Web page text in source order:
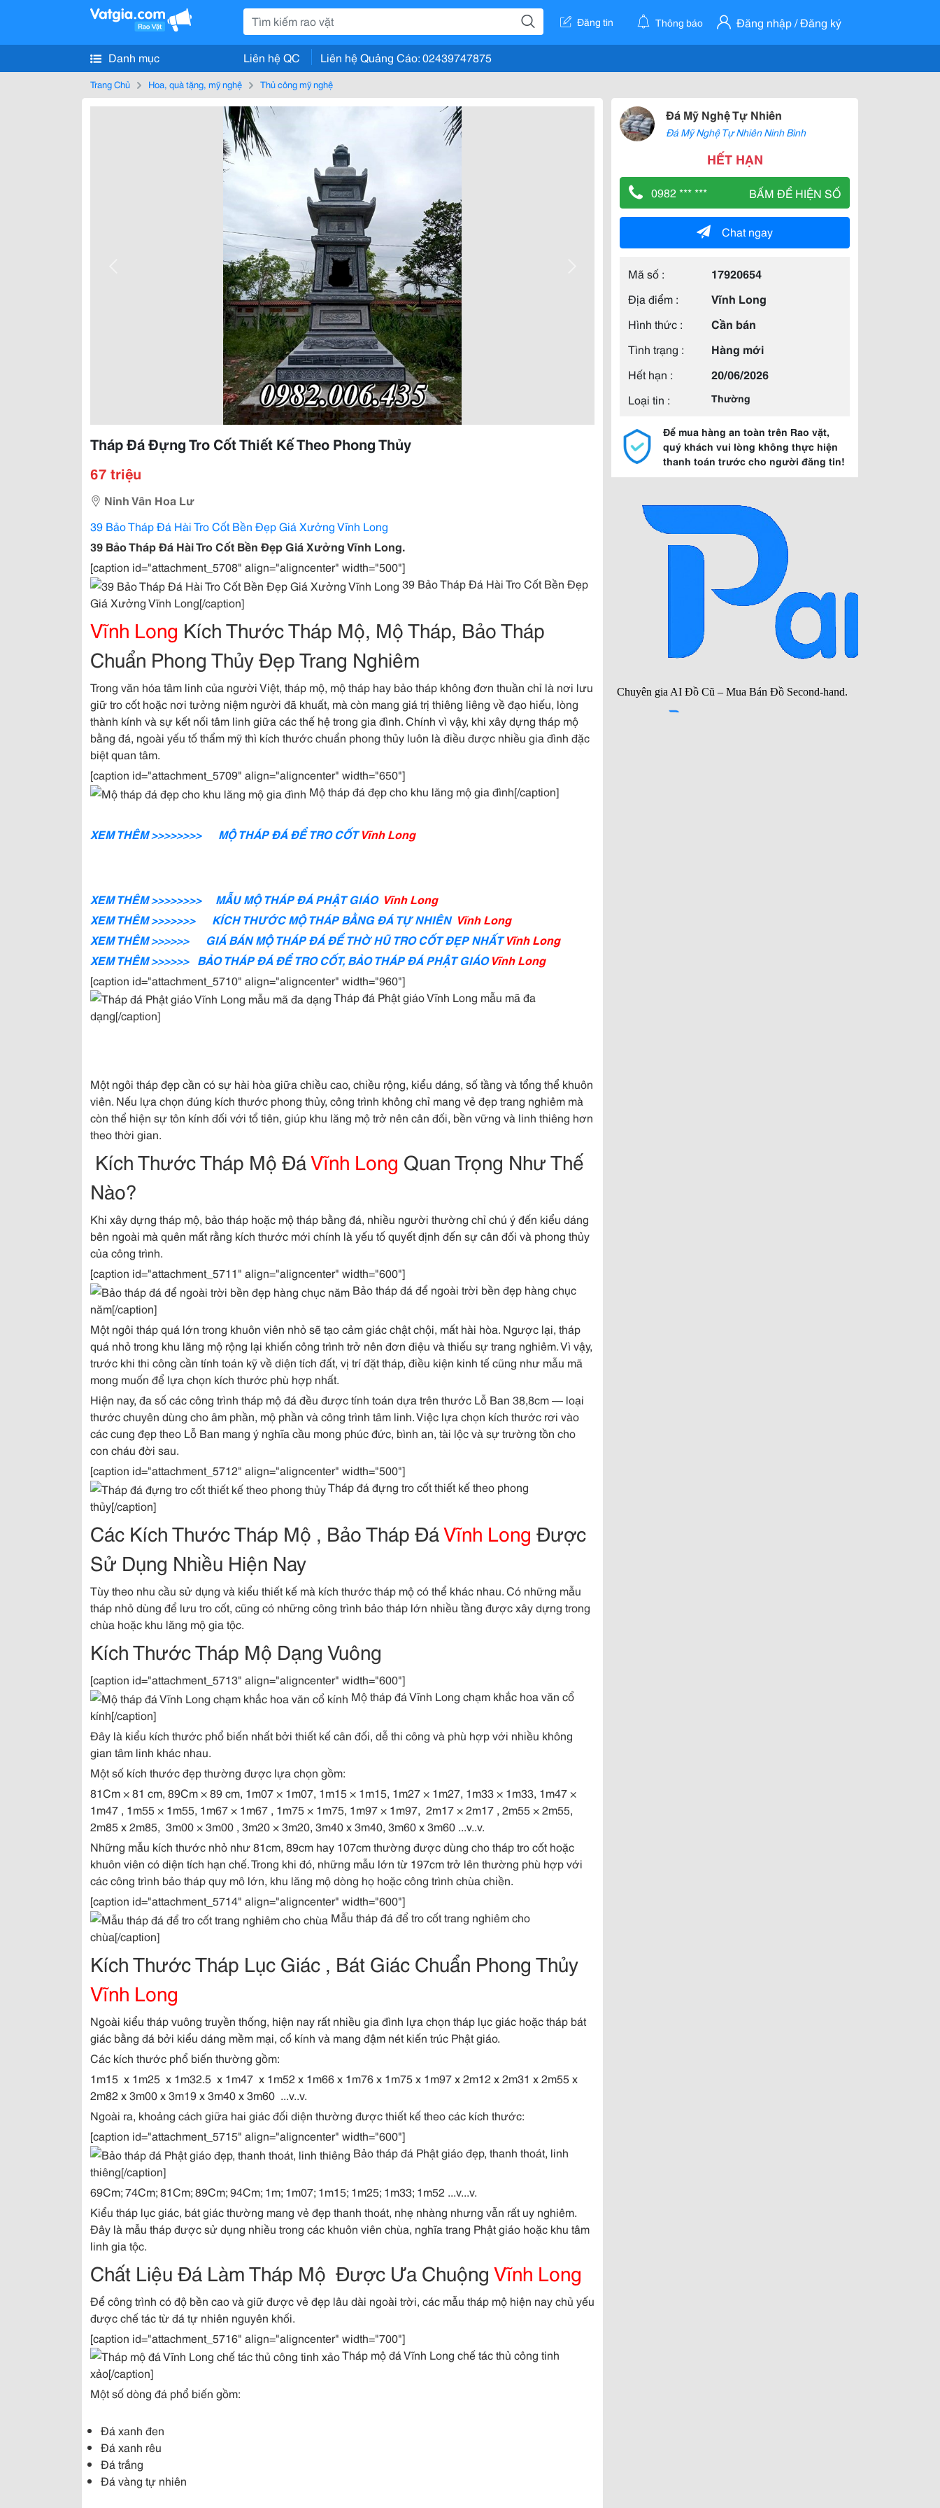
Đăng tin Thông báo Đăng nhập / Đăng ký
Danh mục Liên hệ QC Liên hệ Quảng Cáo: 02439747875
Trang Chủ Hoa, quà tặng, mỹ nghệ Thủ công mỹ nghệ
Tháp Đá Đựng Tro Cốt Thiết Kế Theo Phong Thủy
67 triệu
Ninh Vân Hoa Lư
39 Bảo Tháp Đá Hài Tro Cốt Bền Đẹp Giá Xưởng Vĩnh Long
39 Bảo Tháp Đá Hài Tro Cốt Bền Đẹp Giá Xưởng Vĩnh Long.
[caption id="attachment_5708" align="aligncenter" width="500"]
39 Bảo Tháp Đá Hài Tro Cốt Bền Đẹp
Giá Xưởng Vĩnh Long[/caption]
Vĩnh Long Kích Thước Tháp Mộ, Mộ Tháp, Bảo Tháp
Chuẩn Phong Thủy Đẹp Trang Nghiêm
Trong văn hóa tâm linh của người Việt, tháp mộ, mộ tháp hay bảo tháp không đơn thuần chỉ là nơi lưu
giữ tro cốt hoặc nơi tưởng niệm người đã khuất, mà còn mang giá trị thiêng liêng về đạo hiếu, lòng
thành kính và sự kết nối tâm linh giữa các thế hệ trong gia đình. Chính vì vậy, khi xây dựng tháp mộ
bằng đá, ngoài yếu tố thẩm mỹ thì kích thước chuẩn phong thủy luôn là điều được nhiều gia đình đặc
biệt quan tâm.
[caption id="attachment_5709" align="aligncenter" width="650"]
Mộ tháp đá đẹp cho khu lăng mộ gia đình[/caption]
XEM THÊM >>>>>>>> MỘ THÁP ĐÁ ĐỂ TRO CỐTVĩnh Long
XEM THÊM >>>>>>>> MẪU MỘ THÁP ĐÁ PHẬTGIÁO Vĩnh Long
XEM THÊM >>>>>>> KÍCH THƯỚC MỘ THÁP BẰNG ĐÁ TỰ NHIÊN Vĩnh Long
XEM THÊM >>>>>> GIÁ BÁN MỘ THÁP ĐÁ ĐỂ THỜ HŨ TRO CỐT ĐẸP NHẤTVĩnh Long
XEM THÊM >>>>>> BẢO THÁP ĐÁ ĐỂ TRO CỐT, BẢO THÁP ĐÁ PHẬT GIÁOVĩnh Long
[caption id="attachment_5710" align="aligncenter" width="960"]
Tháp đá Phật giáo Vĩnh Long mẫu mã đa
dạng[/caption]
Một ngôi tháp đẹp cần có sự hài hòa giữa chiều cao, chiều rộng, kiểu dáng, số tầng và tổng thể khuôn
viên. Nếu lựa chọn đúng kích thước phong thủy, công trình không chỉ mang vẻ đẹp trang nghiêm mà
còn thể hiện sự tôn kính đối với tổ tiên, giúp khu lăng mộ trở nên cân đối, bền vững và linh thiêng hơn
theo thời gian.
Kích Thước Tháp Mộ ĐáVĩnh Long Quan Trọng Như Thế
Nào?
Khi xây dựng tháp mộ, bảo tháp hoặc mộ tháp bằng đá, nhiều người thường chỉ chú ý đến kiểu dáng
bên ngoài mà quên mất rằng kích thước mới chính là yếu tố quyết định đến sự cân đối và phong thủy
của công trình.
[caption id="attachment_5711" align="aligncenter" width="600"]
Bảo tháp đá để ngoài trời bền đẹp hàng chục
năm[/caption]
Một ngôi tháp quá lớn trong khuôn viên nhỏ sẽ tạo cảm giác chật chội, mất hài hòa. Ngược lại, tháp
quá nhỏ trong khu lăng mộ rộng lại khiến công trình trở nên đơn điệu và thiếu sự trang nghiêm. Vì vậy,
trước khi thi công cần tính toán kỹ về diện tích đất, vị trí đặt tháp, điều kiện kinh tế cũng như mẫu mã
mong muốn để lựa chọn kích thước phù hợp nhất.
Hiện nay, đa số các công trình tháp mộ đá đều được tính toán dựa trên thước Lỗ Ban 38,8cm — loại
thước chuyên dùng cho âm phần, mộ phần và công trình tâm linh. Việc lựa chọn kích thước rơi vào
các cung đẹp theo Lỗ Ban mang ý nghĩa cầu mong phúc đức, bình an, tài lộc và sự trường tồn cho
con cháu đời sau.
[caption id="attachment_5712" align="aligncenter" width="500"]
Tháp đá đựng tro cốt thiết kế theo phong
thủy[/caption]
Các Kích Thước Tháp Mộ , Bảo Tháp ĐáVĩnh Long Được
Sử Dụng Nhiều Hiện Nay
Tùy theo nhu cầu sử dụng và kiểu thiết kế mà kích thước tháp mộ có thể khác nhau. Có những mẫu
tháp nhỏ dùng để lưu tro cốt, cũng có những công trình bảo tháp lớn nhiều tầng được xây dựng trong
chùa hoặc khu lăng mộ gia tộc.
Kích Thước Tháp Mộ Dạng Vuông
[caption id="attachment_5713" align="aligncenter" width="600"]
Mộ tháp đá Vĩnh Long chạm khắc hoa văn cổ
kính[/caption]
Đây là kiểu kích thước phổ biến nhất bởi thiết kế cân đối, dễ thi công và phù hợp với nhiều không
gian tâm linh khác nhau.
Một số kích thước đẹp thường được lựa chọn gồm:
81Cm × 81 cm, 89Cm × 89 cm, 1m07 × 1m07, 1m15 × 1m15, 1m27 × 1m27, 1m33 × 1m33, 1m47 ×
1m47 , 1m55 × 1m55, 1m67 × 1m67 , 1m75 × 1m75, 1m97 × 1m97, 2m17 × 2m17 , 2m55 × 2m55,
2m85 x 2m85, 3m00 × 3m00 , 3m20 × 3m20, 3m40 x 3m40, 3m60 x 3m60 ...v..v.
Những mẫu kích thước nhỏ như 81cm, 89cm hay 107cm thường được dùng cho tháp tro cốt hoặc
khuôn viên có diện tích hạn chế. Trong khi đó, những mẫu lớn từ 197cm trở lên thường phù hợp với
các công trình bảo tháp quy mô lớn, khu lăng mộ dòng họ hoặc công trình chùa chiền.
[caption id="attachment_5714" align="aligncenter" width="600"]
Mẫu tháp đá để tro cốt trang nghiêm cho
chùa[/caption]
Kích Thước Tháp Lục Giác , Bát Giác Chuẩn Phong Thủy
Vĩnh Long
Ngoài kiểu tháp vuông truyền thống, hiện nay rất nhiều gia đình lựa chọn tháp lục giác hoặc tháp bát
giác bằng đá bởi kiểu dáng mềm mại, cổ kính và mang đậm nét kiến trúc Phật giáo.
Các kích thước phổ biến thường gồm:
1m15 x 1m25 x 1m32.5 x 1m47 x 1m52 x 1m66 x 1m76 x 1m75 x 1m97 x 2m12 x 2m31 x 2m55 x
2m82 x 3m00 x 3m19 x 3m40 x 3m60 ...v..v.
Ngoài ra, khoảng cách giữa hai giác đối diện thường được thiết kế theo các kích thước:
[caption id="attachment_5715" align="aligncenter" width="600"]
Bảo tháp đá Phật giáo đẹp, thanh thoát, linh
thiêng[/caption]
69Cm; 74Cm; 81Cm; 89Cm; 94Cm; 1m; 1m07; 1m15; 1m25; 1m33; 1m52 ...v...v.
Kiểu tháp lục giác, bát giác thường mang vẻ đẹp thanh thoát, nhẹ nhàng nhưng vẫn rất uy nghiêm.
Đây là mẫu tháp được sử dụng nhiều trong các khuôn viên chùa, nghĩa trang Phật giáo hoặc khu tâm
linh gia tộc.
Chất Liệu Đá Làm Tháp Mộ Được Ưa Chuộng Vĩnh Long
Để công trình có độ bền cao và giữ được vẻ đẹp lâu dài ngoài trời, các mẫu tháp mộ hiện nay chủ yếu
được chế tác từ đá tự nhiên nguyên khối.
[caption id="attachment_5716" align="aligncenter" width="700"]
Tháp mộ đá Vĩnh Long chế tác thủ công tinh
xảo[/caption]
Một số dòng đá phổ biến gồm:
Đá xanh đen
Đá xanh rêu
Đá trắng
Đá vàng tự nhiên
Đá Mỹ Nghệ Tự Nhiên
Đá Mỹ Nghệ Tự Nhiên Ninh Bình
HẾT HẠN
0982 *** *** BẤM ĐỂ HIỆN SỐ
Chat ngay
Mã số :
17920654
Địa điểm :
Vĩnh Long
Hình thức :
Cần bán
Tình trạng :
Hàng mới
Hết hạn :
20/06/2026
Loại tin :
Thường
Để mua hàng an toàn trên Rao vặt,
quý khách vui lòng không thực hiện
thanh toán trước cho người đăng tin!